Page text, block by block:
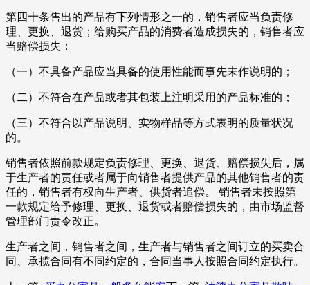
第四十条售出的产品有下列情形之一的，销售者应当负责修
理、更换、退货；给购买产品的消费者造成损失的，销售者应
当赔偿损失：
（一）不具备产品应当具备的使用性能而事先未作说明的；
（二）不符合在产品或者其包装上注明采用的产品标准的；
（三）不符合以产品说明、实物样品等方式表明的质量状况
的。
销售者依照前款规定负责修理、更换、退货、赔偿损失后，属
于生产者的责任或者属于向销售者提供产品的其他销售者的责
任的，销售者有权向生产者、供货者追偿。 销售者未按照第
一款规定给予修理、更换、退货或者赔偿损失的，由市场监督
管理部门责令改正。
生产者之间，销售者之间，生产者与销售者之间订立的买卖合
同、承揽合同有不同约定的，合同当事人按照合同约定执行。